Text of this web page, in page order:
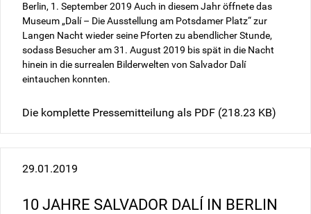
Berlin, 1. September 2019 Auch in diesem Jahr öffnete das
Museum „Dalí – Die Ausstellung am Potsdamer Platz“ zur
Langen Nacht wieder seine Pforten zu abendlicher Stunde,
sodass Besucher am 31. August 2019 bis spät in die Nacht
hinein in die surrealen Bilderwelten von Salvador Dalí
eintauchen konnten.
Die komplette Pressemitteilung als PDF (218.23 KB)
29.01.2019
10 JAHRE SALVADOR DALÍ IN BERLIN